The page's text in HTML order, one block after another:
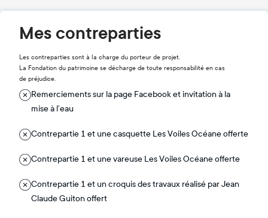
Mes contreparties
Les contreparties sont à la charge du porteur de projet.
La Fondation du patrimoine se décharge de toute responsabilité en cas
de préjudice.
Remerciements sur la page Facebook et invitation à la
mise à l’eau
Contrepartie 1 et une casquette Les Voiles Océane offerte
Contrepartie 1 et une vareuse Les Voiles Océane offerte
Contrepartie 1 et un croquis des travaux réalisé par Jean
Claude Guiton offert